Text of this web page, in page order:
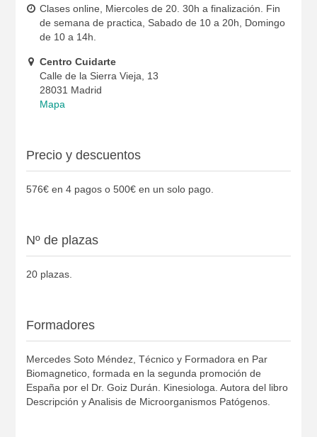
Clases online, Miercoles de 20. 30h a finalización. Fin
de semana de practica, Sabado de 10 a 20h, Domingo
de 10 a 14h.
Centro Cuidarte
Calle de la Sierra Vieja, 13
28031 Madrid
Mapa
Precio y descuentos
576€ en 4 pagos o 500€ en un solo pago.
Nº de plazas
20 plazas.
Formadores
Mercedes Soto Méndez, Técnico y Formadora en Par
Biomagnetico, formada en la segunda promoción de
España por el Dr. Goiz Durán. Kinesiologa. Autora del libro
Descripción y Analisis de Microorganismos Patógenos.